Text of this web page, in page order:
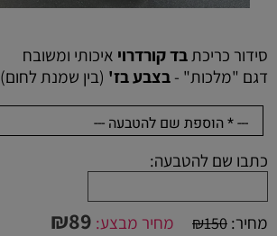
סידור כריכתבד קורדרוי איכותי ומשובח
דגם "מלכות" - בצבע בז' (בין שמנת לחום)
כתבו שם להטבעה:
מחיר: ₪150 מחיר מבצע: ₪89